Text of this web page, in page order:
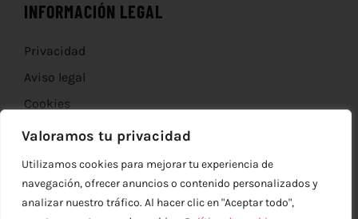
Valoramos tu privacidad
Utilizamos cookies para mejorar tu experiencia de
navegación, ofrecer anuncios o contenido personalizados y
analizar nuestro tráfico. Al hacer clic en "Aceptar todo",
INFORMACIÓN LEGAL
Privacidad
Aviso legal
Cookies
Devoluciones